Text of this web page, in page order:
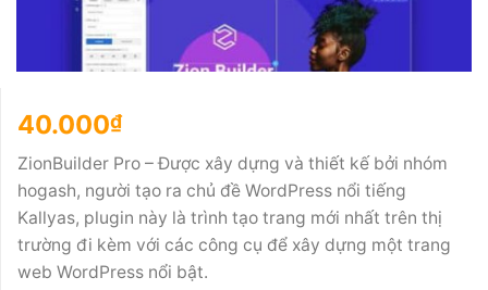
40.000₫
ZionBuilder Pro – Được xây dựng và thiết kế bởi nhóm
hogash, người tạo ra chủ đề WordPress nổi tiếng
Kallyas, plugin này là trình tạo trang mới nhất trên thị
trường đi kèm với các công cụ để xây dựng một trang
web WordPress nổi bật.